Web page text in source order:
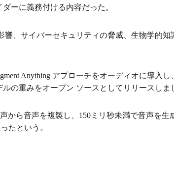
ーに義務付ける内容だった。
響、サイバーセキュリティの脅威、生物学的
Anything アプローチをオーディオに導
の重みをオープン ソースとしてリリースしま
から音声を複製し、150ミリ秒未満で音声を
たという。